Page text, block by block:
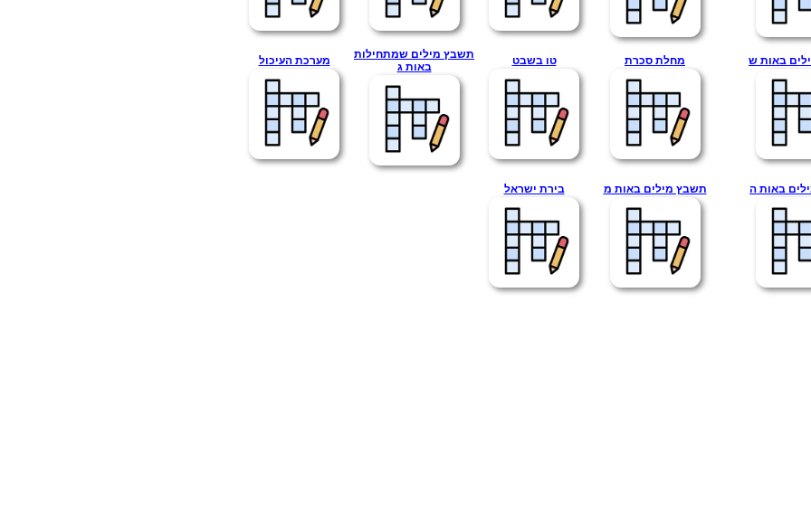
באות ש מחלת סכרת טו בשבט
תשבץ מילים שמתחילות
באות ג
מערכת העיכול
באות ה תשבץ מילים באות מ בירת ישראל